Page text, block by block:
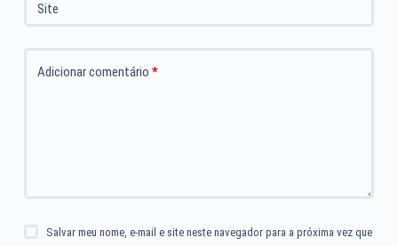
Site
Adicionar comentário *
Salvar meu nome, e-mail e site neste navegador para a próxima vez que